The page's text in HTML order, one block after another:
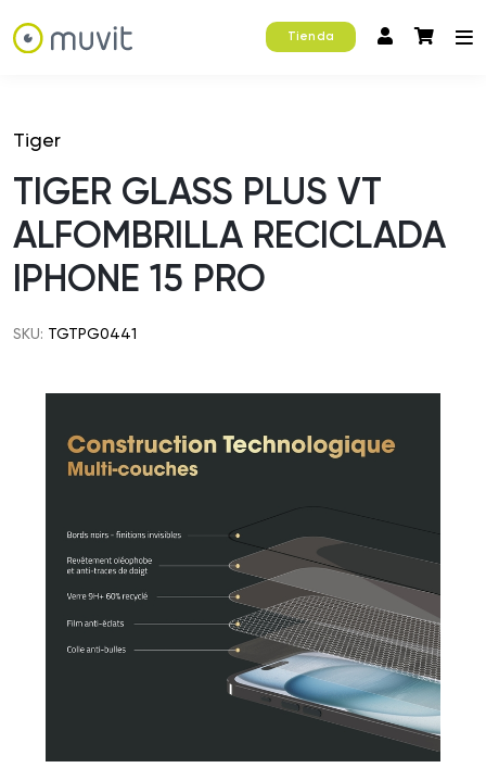
Tienda
Tiger
TIGER GLASS PLUS VT
ALFOMBRILLA RECICLADA
IPHONE 15 PRO
SKU: TGTPG0441